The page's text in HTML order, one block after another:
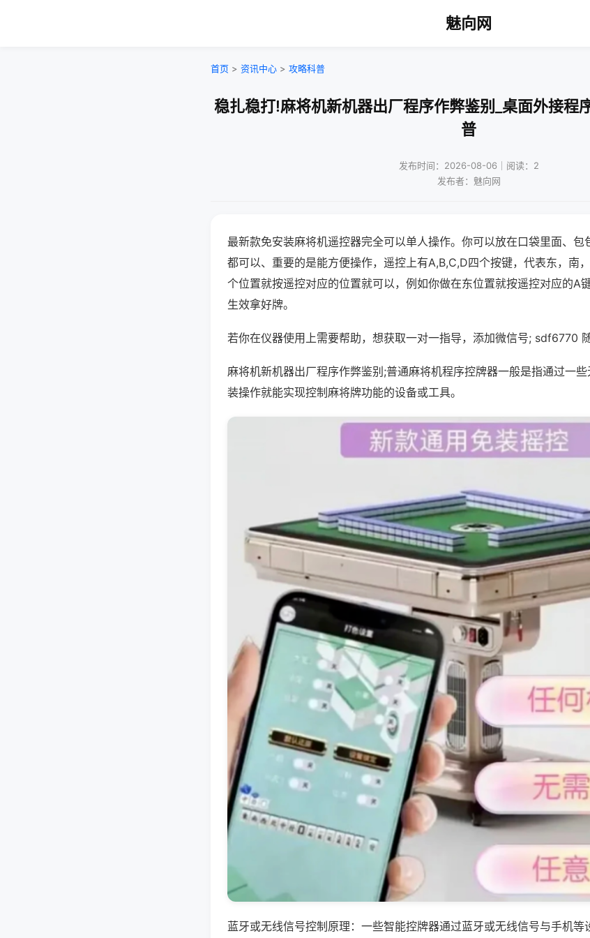
魅向网
首页 > 资讯中心 > 攻略科普
稳扎稳打!麻将机新机器出厂程序作弊鉴别_桌面外接程
普
发布时间：2026-08-06｜阅读：2
发布者：魅向网
最新款免安装麻将机遥控器完全可以单人操作。你可以放在口袋里面、包
都可以、重要的是能方便操作，遥控上有A,B,C,D四个按键，代表东，南
个位置就按遥控对应的位置就可以，例如你做在东位置就按遥控对应的A
生效拿好牌。
若你在仪器使用上需要帮助，想获取一对一指导，添加微信号; sdf6770 随
麻将机新机器出厂程序作弊鉴别;普通麻将机程序控牌器一般是指通过一
装操作就能实现控制麻将牌功能的设备或工具。
蓝牙或无线信号控制原理：一些智能控牌器通过蓝牙或无线信号与手机等